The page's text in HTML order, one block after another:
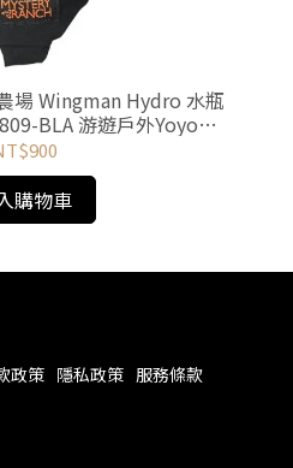
場 Wingman Hydro 水瓶
BLA 游遊戶外Yoyo
購物車
政策 隱私政策 服務條款